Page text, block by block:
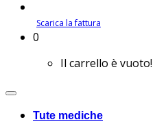
Scarica la fattura
0
Il carrello è vuoto!
Tute mediche